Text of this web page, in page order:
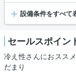
ロ / コンロ２口
ン / コンロ３口 /
乾燥機 / 温水洗浄
ト / ウォークイン
ーホン
+ 設備条件をすべて
セールスポイン
冷え性さんにおスス
だまり